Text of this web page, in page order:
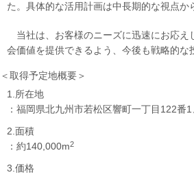
た。具体的な活用計画は中長期的な視点か
当社は、お客様のニーズに迅速にお応え
会価値を提供できるよう、今後も戦略的な
＜取得予定地概要＞
1.所在地
：福岡県北九州市若松区響町一丁目122番
2.面積
：約140,000m2
3.価格